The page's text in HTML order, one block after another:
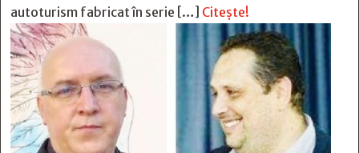
autoturism fabricat în serie […] Citește!